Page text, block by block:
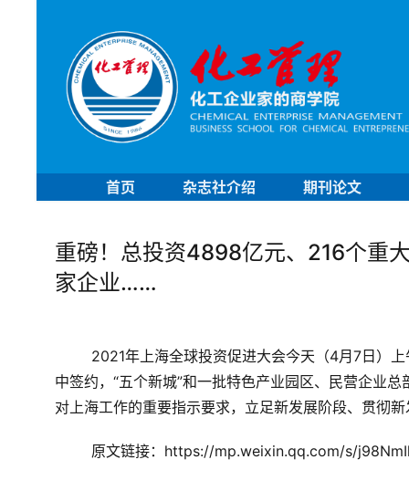
首页 杂志社介绍 期刊论文
重磅！总投资4898亿元、216个重
家企业……
2021年上海全球投资促进大会今天（4月7日）
中签约，“五个新城”和一批特色产业园区、民营企业
对上海工作的重要指示要求，立足新发展阶段、贯彻
原文链接：https://mp.weixin.qq.com/s/